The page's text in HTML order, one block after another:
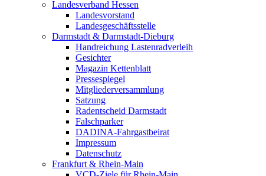
Landesverband Hessen
Landesvorstand
Landesgeschäftsstelle
Darmstadt & Darmstadt-Dieburg
Handreichung Lastenradverleih
Gesichter
Magazin Kettenblatt
Pressespiegel
Mitgliederversammlung
Satzung
Radentscheid Darmstadt
Falschparker
DADINA-Fahrgastbeirat
Impressum
Datenschutz
Frankfurt & Rhein-Main